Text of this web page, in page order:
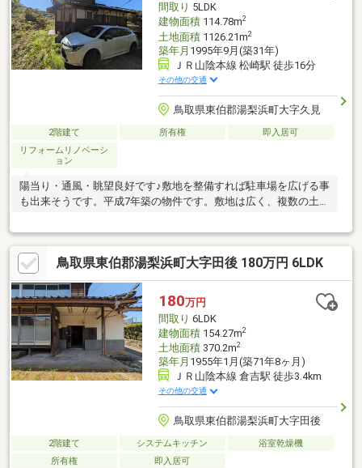
間取り 5LDK
建物面積114.78m2
土地面積1126.21m2
築年月 1995年9月(築31年)
ＪＲ山陰本線 松崎駅 徒歩16分
その他の交通
鳥取県東伯郡湯梨浜町大字久見
2階建て 所有権
即入居可
リフォームリノベーシ
ョン
陽当り・通風・眺望良好です♪敷地を整備すれば駐車場を広げる事
も出来そうです。平成7年築の物件です。敷地は広く、複数の土地
鳥取県東伯郡湯梨浜町大字田後 180万円 6LDK
180万円
間取り 6LDK
建物面積154.27m2
土地面積370.2m2
築年月 1955年1月(築71年8ヶ月)
ＪＲ山陰本線 倉吉駅 徒歩3.4km
その他の交通
鳥取県東伯郡湯梨浜町大字田後
2階建て システムキッチン
浴室乾燥機
所有権
即入居可